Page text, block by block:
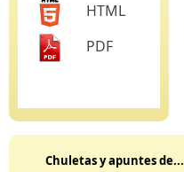
HTML
PDF
Chuletas y apuntes de...